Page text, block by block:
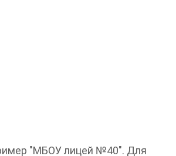
"МБОУ лицей №40". Для